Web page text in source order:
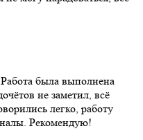
была выполнена
не заметил, всё
легко, работу
Рекомендую!